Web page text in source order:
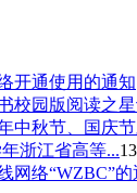
开通使用的通知
校园版阅读之
中秋节、国庆
浙江省高等...
网络“WZBC”的